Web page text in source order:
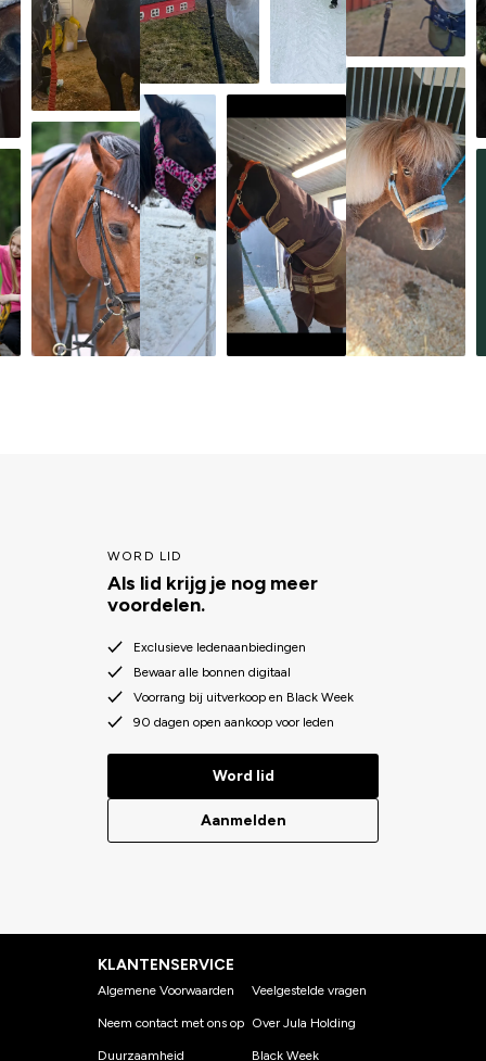
WORD LID
Als lid krijg je nog meer
voordelen.
Exclusieve ledenaanbiedingen
Bewaar alle bonnen digitaal
Voorrang bij uitverkoop en Black Week
90 dagen open aankoop voor leden
Word lid
Aanmelden
KLANTENSERVICE
Algemene Voorwaarden
Neem contact met ons op
Duurzaamheid
Veelgestelde vragen
Over Jula Holding
Black Week